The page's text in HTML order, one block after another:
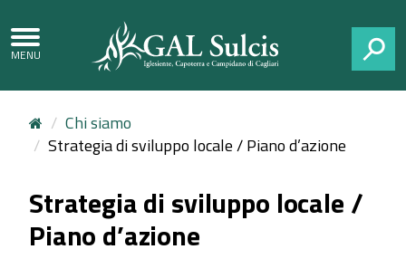
Chi siamo
Strategia di sviluppo locale / Piano d’azione
Strategia di sviluppo locale /
Piano d’azione